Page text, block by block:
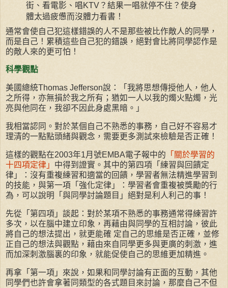
街、看電影、唱KTV？結果一唱就停不住？使身
體太過疲憊而沒體力看書！
通常會使自己犯這樣錯誤的人不是那些被比作敵人的同學，
而是自己！累積這些自己犯的錯誤，絕對會比將同學認作是
的敵人來的更可怕！
科學觀點
美國總統Thomas Jefferson說：「我將思想傳授他人，他人
之所得，亦無損於我之所有；猶如一人以我的燭火點燭，光
亮與他同在，我卻不因此身處黑暗。」
我相當認同。對於某個自己不熟悉的事務，自己好不容易才
理清的一點點頭緒與觀念，需要更多測試來檢驗是否正確！
這樣的觀點在2003年1月號EMBA電子報中的 「關於學習的
十四項定律」 中得到證實。其中的第四項「練習與回饋定
律」：沒有重複練習和適當的回饋，學習者無法精進學習到
的技能，與第一項「強化定律」：學習者會重複被獎勵的行
為，可以說明「與同學討論題目」絕對是利人利己的事！
先從「第四項」談起：對於某項不熟悉的事務通常得練習許
多次，以在腦中建立印象，再藉由與同學的互相討論，彼此
將自己的想法提出，就更能確 定自己的思維是否正確，並修
正自己的想法與觀點，藉由來自同學更多與更廣的刺激，進
而加深刺激腦裏的印象，就能促使自己的思維更加精進。
再拿「第一項」來說，如果和同學討論有正面的互動，其他
同學們也許會拿著同類型的各式題目來討論，那麼自己不但